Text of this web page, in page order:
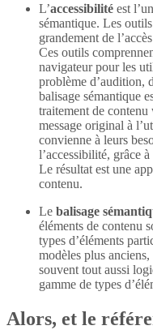
L’accessibilité est
sémantique. Les
grandement de
Ces outils
navigateur pour les
problème d’audition,
balisage sémantique
traitement de
message original à
convienne à leurs
l’accessibilité, grâce
Le résultat est une
contenu.
Le balisage
éléments de contenu
types d’éléments
modèles plus
souvent tout aussi
gamme de types
Alors, et le